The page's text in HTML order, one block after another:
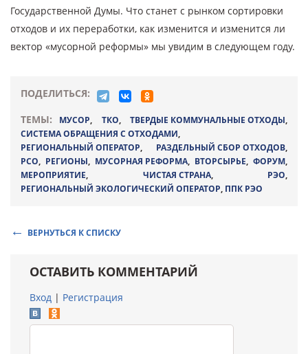
Государственной Думы. Что станет с рынком сортировки
отходов и их переработки, как изменится и изменится ли
вектор «мусорной реформы» мы увидим в следующем году.
ПОДЕЛИТЬСЯ:
ТЕМЫ:
МУСОР, ТКО, ТВЕРДЫЕ КОММУНАЛЬНЫЕ ОТХОДЫ,
СИСТЕМА ОБРАЩЕНИЯ С ОТХОДАМИ,
РЕГИОНАЛЬНЫЙ ОПЕРАТОР, РАЗДЕЛЬНЫЙ СБОР ОТХОДОВ,
РСО, РЕГИОНЫ, МУСОРНАЯ РЕФОРМА, ВТОРСЫРЬЕ, ФОРУМ,
МЕРОПРИЯТИЕ, ЧИСТАЯ СТРАНА, РЭО,
РЕГИОНАЛЬНЫЙ ЭКОЛОГИЧЕСКИЙ ОПЕРАТОР, ППК РЭО
ВЕРНУТЬСЯ К СПИСКУ
ОСТАВИТЬ КОММЕНТАРИЙ
Вход | Регистрация